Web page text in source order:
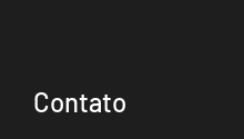
Contato